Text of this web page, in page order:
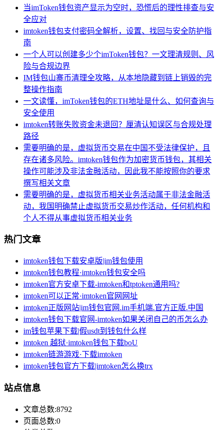
当imToken钱包资产显示为空时，恐慌后的理性排查与安
全应对
imtoken钱包支付密码全解析，设置、找回与安全防护指
南
一个人可以创建多少个imToken钱包？一文理清规则、风
险与合规边界
IM钱包山寨币清理全攻略，从本地隐藏到链上销毁的完
整操作指南
一文读懂，imToken钱包的ETH地址是什么、如何查询与
安全使用
imtoken转账失败资金未退回？厘清认知误区与合规处理
路径
需要明确的是，虚拟货币交易在中国不受法律保护，且
存在诸多风险。imtoken钱包作为加密货币钱包，其相关
操作可能涉及非法金融活动，因此我不能按照你的要求
撰写相关文章
需要明确的是，虚拟货币相关业务活动属于非法金融活
动，我国明确禁止虚拟货币交易炒作活动，任何机构和
个人不得从事虚拟货币相关业务
热门文章
imtoken钱包下载安卓版|im钱包使用
imtoken钱包教程·imtoken钱包安全吗
imtoken官方安卓下载-imtoken和tptoken通用吗?
imtoken可以正常·imtoken官网网址
imtoken正版网站|im钱包官网.im手机端.官方正版.中国
imtoken钱包下载官网-imtoken如果关闭自己的币怎么办
im钱包苹果下载|假usdt到钱包什么样
imtoken 越狱·imtoken钱包下载boU
imtoken链游游戏·下载imtoken
imtoken钱包官方下载|imtoken怎么换trx
站点信息
文章总数:8792
页面总数:0